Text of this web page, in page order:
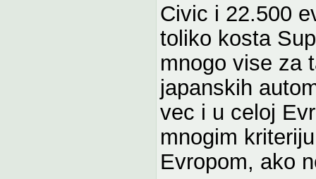
Civic i 22.500
toliko kosta
mnogo vise za
japanskih
vec i u celoj
mnogim
Evropom, ako